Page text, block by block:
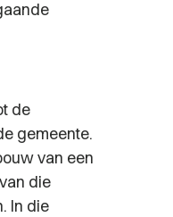
de
gemeente.
van een
die
In die